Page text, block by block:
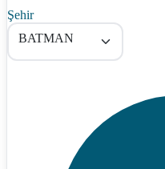
Şehir
BATMAN